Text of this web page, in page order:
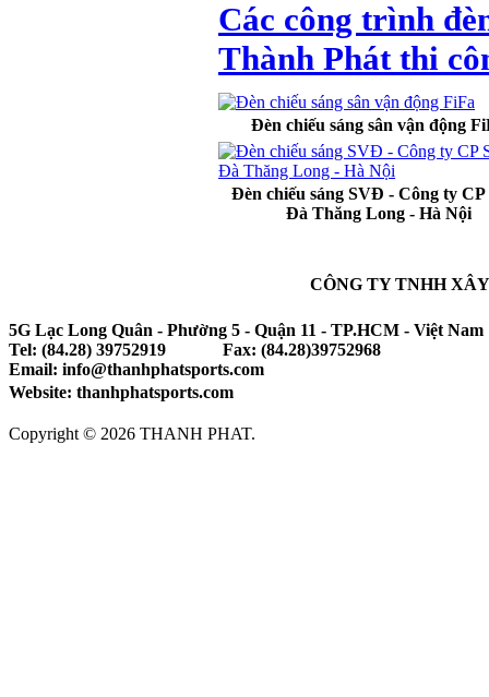
Các công trình
Thành Phát thi
Đèn chiếu sáng sân vận động
Đèn chiếu sáng SVĐ - Công ty CP
Đà Thăng Long - Hà Nội
CÔNG TY TNHH
5G Lạc Long Quân - Phường 5 - Quận 11 - TP.HCM - Việt Nam
Tel: (84.28) 39752919 Fax: (84.28)39752968
Email: info@thanhphatsports.com
Website: thanhphatsports.com
Copyright © 2026 THANH PHAT.